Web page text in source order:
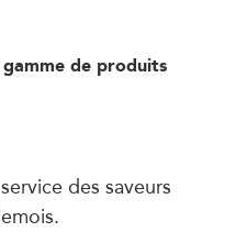
de produits
des saveurs